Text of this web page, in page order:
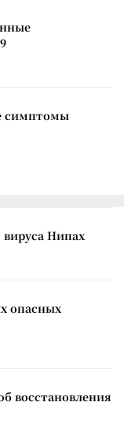
симптомы
Нипах
опасных
восстановления